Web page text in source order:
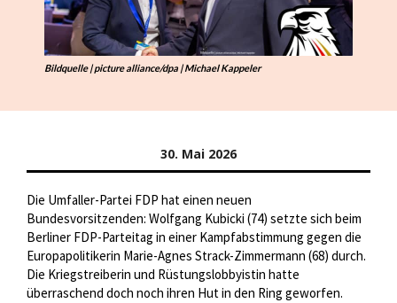
Bildquelle | picture alliance/dpa | Michael Kappeler
30. Mai 2026
Die Umfaller-Partei FDP hat einen neuen
Bundesvorsitzenden: Wolfgang Kubicki (74) setzte sich beim
Berliner FDP-Parteitag in einer Kampfabstimmung gegen die
Europapolitikerin Marie-Agnes Strack-Zimmermann (68) durch.
Die Kriegstreiberin und Rüstungslobbyistin hatte
überraschend doch noch ihren Hut in den Ring geworfen.